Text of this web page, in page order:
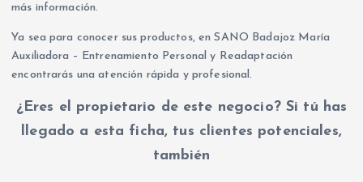
más información.
Ya sea para conocer sus productos, en SANO Badajoz María
Auxiliadora – Entrenamiento Personal y Readaptación
encontrarás una atención rápida y profesional.
¿Eres el propietario de este negocio? Si tú has
llegado a esta ficha, tus clientes potenciales,
también